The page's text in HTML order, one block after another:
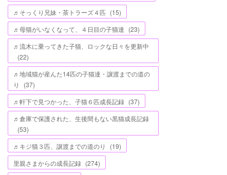
♬そっくり兄妹・茶トラーズ４匹 (15)
♬母猫がいなくなって、４日目の子猫達 (23)
♬流木に乗ってきた子猫、ロックな日々を更新中
(22)
♬地域猫が産んた14匹の子猫達・譲渡までの道の
り
(37)
♬軒下で見つかった、子猫６匹成長記録 (37)
♬倉庫で保護された、生後間もない黒猫成長記録
(53)
♬キジ猫３匹、譲渡までの道のり
(19)
里親さまからの成長記録 (274)